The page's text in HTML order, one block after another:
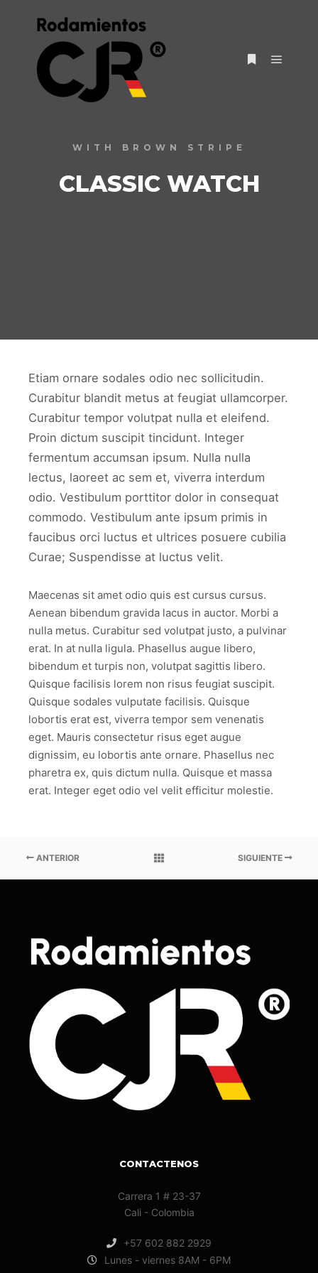
WITH BROWN STRIPE
CLASSIC WATCH
Etiam ornare sodales odio nec sollicitudin.
Curabitur blandit metus at feugiat ullamcorper.
Curabitur tempor volutpat nulla et eleifend.
Proin dictum suscipit tincidunt. Integer
fermentum accumsan ipsum. Nulla nulla
lectus, laoreet ac sem et, viverra interdum
odio. Vestibulum porttitor dolor in consequat
commodo. Vestibulum ante ipsum primis in
faucibus orci luctus et ultrices posuere cubilia
Curae; Suspendisse at luctus velit.
Maecenas sit amet odio quis est cursus cursus.
Aenean bibendum gravida lacus in auctor. Morbi a
nulla metus. Curabitur sed volutpat justo, a pulvinar
erat. In at nulla ligula. Phasellus augue libero,
bibendum et turpis non, volutpat sagittis libero.
Quisque facilisis lorem non risus feugiat suscipit.
Quisque sodales vulputate facilisis. Quisque
lobortis erat est, viverra tempor sem venenatis
eget. Mauris consectetur risus eget augue
dignissim, eu lobortis ante ornare. Phasellus nec
pharetra ex, quis dictum nulla. Quisque et massa
erat. Integer eget odio vel velit efficitur molestie.
ANTERIOR SIGUIENTE
CONTACTENOS
Carrera 1 # 23-37
Cali - Colombia
+57 602 882 2929
Lunes - viernes 8AM - 6PM